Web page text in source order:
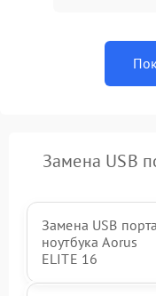
Замена USB
Замена USB порта
ноутбука Aorus
ELITE 16